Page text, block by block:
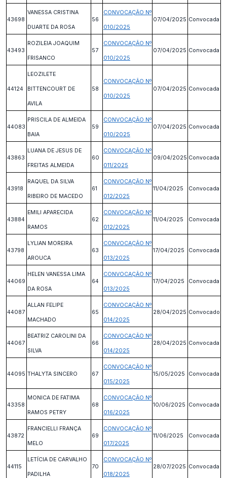
43698
VANESSA CRISTINA
DUARTE DA ROSA
56
CONVOCAÇÃO Nº
010/2025
07/04/2025 Convocada
43493
ROZILEIA JOAQUIM
FRISANCO
57
CONVOCAÇÃO Nº
010/2025
07/04/2025 Convocada
44124
LEOZILETE
BITTENCOURT DE
AVILA
58
CONVOCAÇÃO Nº
010/2025
07/04/2025 Convocada
44083
PRISCILA DE ALMEIDA
BAIA
59
CONVOCAÇÃO Nº
010/2025
07/04/2025 Convocada
43863
LUANA DE JESUS DE
FREITAS ALMEIDA
60
CONVOCAÇÃO Nº
011/2025
09/04/2025 Convocada
43918
RAQUEL DA SILVA
RIBEIRO DE MACEDO
61
CONVOCAÇÃO Nº
012/2025
11/04/2025 Convocada
43884
EMILI APARECIDA
RAMOS
62
CONVOCAÇÃO Nº
012/2025
11/04/2025 Convocada
43798
LYLIAN MOREIRA
AROUCA
63
CONVOCAÇÃO Nº
013/2025
17/04/2025 Convocada
44069
HELEN VANESSA LIMA
DA ROSA
64
CONVOCAÇÃO Nº
013/2025
17/04/2025 Convocada
44087
ALLAN FELIPE
MACHADO
65
CONVOCAÇÃO Nº
014/2025
28/04/2025 Convocado
44067
BEATRIZ CAROLINI DA
SILVA
66
CONVOCAÇÃO Nº
014/2025
28/04/2025 Convocada
44095 THALYTA SINCERO 67
CONVOCAÇÃO Nº
015/2025
15/05/2025 Convocada
43358
MONICA DE FATIMA
RAMOS PETRY
68
CONVOCAÇÃO Nº
016/2025
10/06/2025 Convocada
43872
FRANCIELLI FRANÇA
MELO
69
CONVOCAÇÃO Nº
017/2025
11/06/2025 Convocada
44115
LETÍCIA DE CARVALHO
PADILHA
70
CONVOCAÇÃO Nº
018/2025
28/07/2025 Convocada